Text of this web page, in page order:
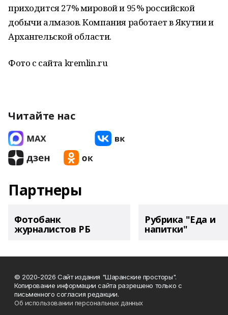
приходится 27% мировой и 95% российской
добычи алмазов. Компания работает в Якутии и
Архангельской области.
Фото с сайта kremlin.ru
Читайте нас
Партнеры
Фотобанк
журналистов РБ
Рубрика "Еда и
напитки"
© 2020-2026 Сайт издания "Шаранские просторы".
Копирование информации сайта разрешено только с
письменного согласия редакции.
Об использовании персональных данных